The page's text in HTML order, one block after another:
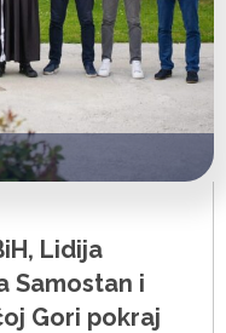
Lidija
Samostan i
Gori pokraj